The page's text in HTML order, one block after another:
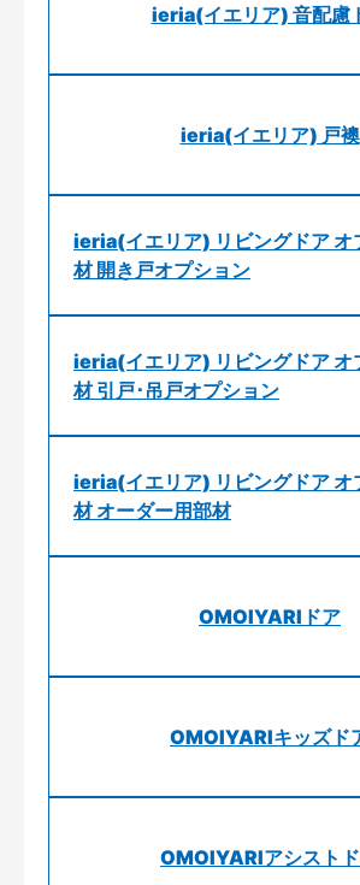
ieria(イエリア) 音配慮
ieria(イエリア) 戸襖
ieria(イエリア) リビングドア オ
材 開き戸オプション
ieria(イエリア) リビングドア オ
材 引戸･吊戸オプション
ieria(イエリア) リビングドア オ
材 オーダー用部材
OMOIYARIドア
OMOIYARIキッズド
OMOIYARIアシスト